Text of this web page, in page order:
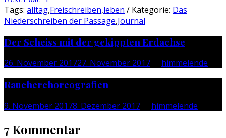
Tags: alltag,Freischreiben,leben / Kategorie: Das
Niederschreiben der Passage,Journal
Der Scheiss mit der gekippten Erdachse
26. November 201727. November 2017 himmelende
Raucherchoreografien
9. November 20178. Dezember 2017 himmelende
7 Kommentar